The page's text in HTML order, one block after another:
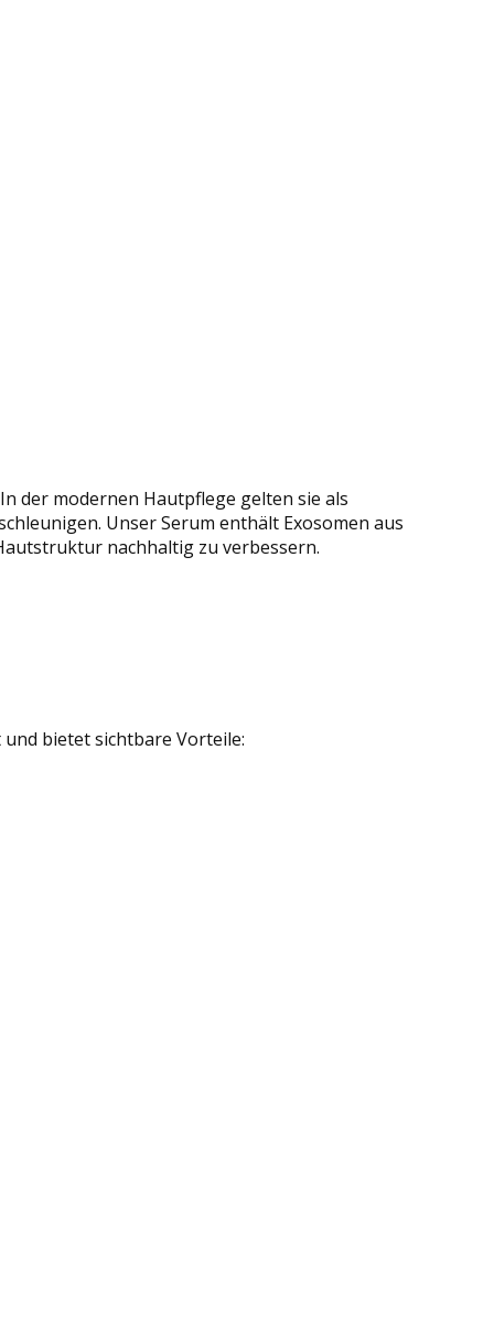
der modernen Hautpflege gelten sie als
Unser Serum enthält Exosomen aus
nachhaltig zu verbessern.
bietet sichtbare Vorteile: